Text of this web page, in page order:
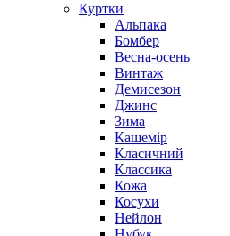
Куртки
Альпака
Бомбер
Весна-осень
Винтаж
Демисезон
Джинс
Зима
Кашемір
Класичний
Классика
Кожа
Косухи
Нейлон